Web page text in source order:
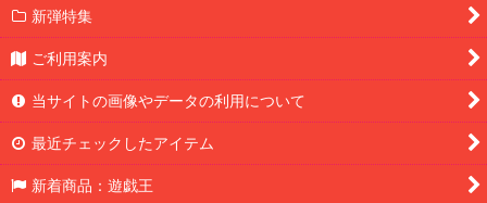
新弾特集
ご利用案内
当サイトの画像やデータの利用について
最近チェックしたアイテム
新着商品：遊戯王